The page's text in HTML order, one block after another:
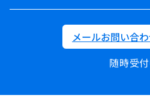
メールお問い合
随時受